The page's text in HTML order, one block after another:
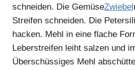
schneiden. Die GemüseZwiebel
Streifen schneiden. Die
hacken. Mehl in eine flache
Leberstreifen leiht salzen und
Überschüssiges Mehl